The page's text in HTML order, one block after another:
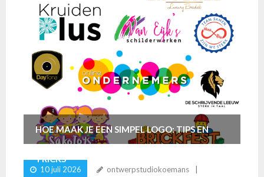
HOE MAAK JE EEN SIMPEL LOGO: TIPS EN
TRICKS
10 juli 2026 ontwerpstudiokoemans